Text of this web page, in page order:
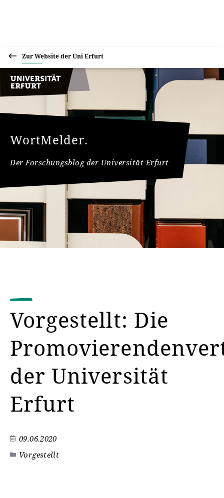
Zur Website der Uni Erfurt
WortMelder.
Der Forschungsblog der Universität Erfurt
Vorgestellt: Die
der Universität
Erfurt
09.06.2020
Vorgestellt